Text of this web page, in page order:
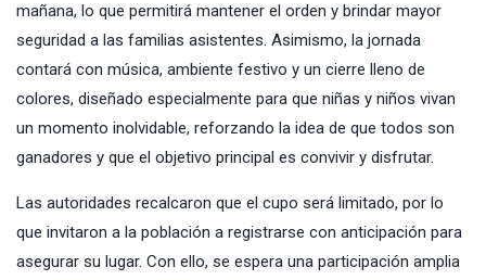
mañana, lo que permitirá mantener el orden y brindar mayor
seguridad a las familias asistentes. Asimismo, la jornada
contará con música, ambiente festivo y un cierre lleno de
colores, diseñado especialmente para que niñas y niños vivan
un momento inolvidable, reforzando la idea de que todos son
ganadores y que el objetivo principal es convivir y disfrutar.
Las autoridades recalcaron que el cupo será limitado, por lo
que invitaron a la población a registrarse con anticipación para
asegurar su lugar. Con ello, se espera una participación amplia